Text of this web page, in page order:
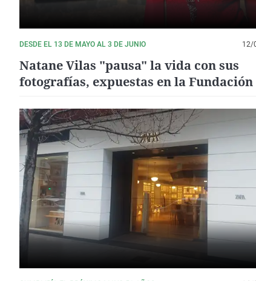
DESDE EL 13 DE MAYO AL 3 DE JUNIO 12/
Natane Vilas "pausa" la vida con sus
fotografías, expuestas en la
2026